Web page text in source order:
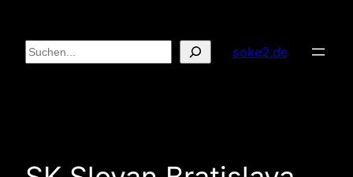
Inhalt
springen
Suchen soke2.de